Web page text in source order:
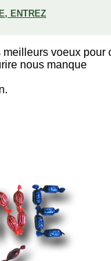
ENTREZ
voeux pour
nous manque